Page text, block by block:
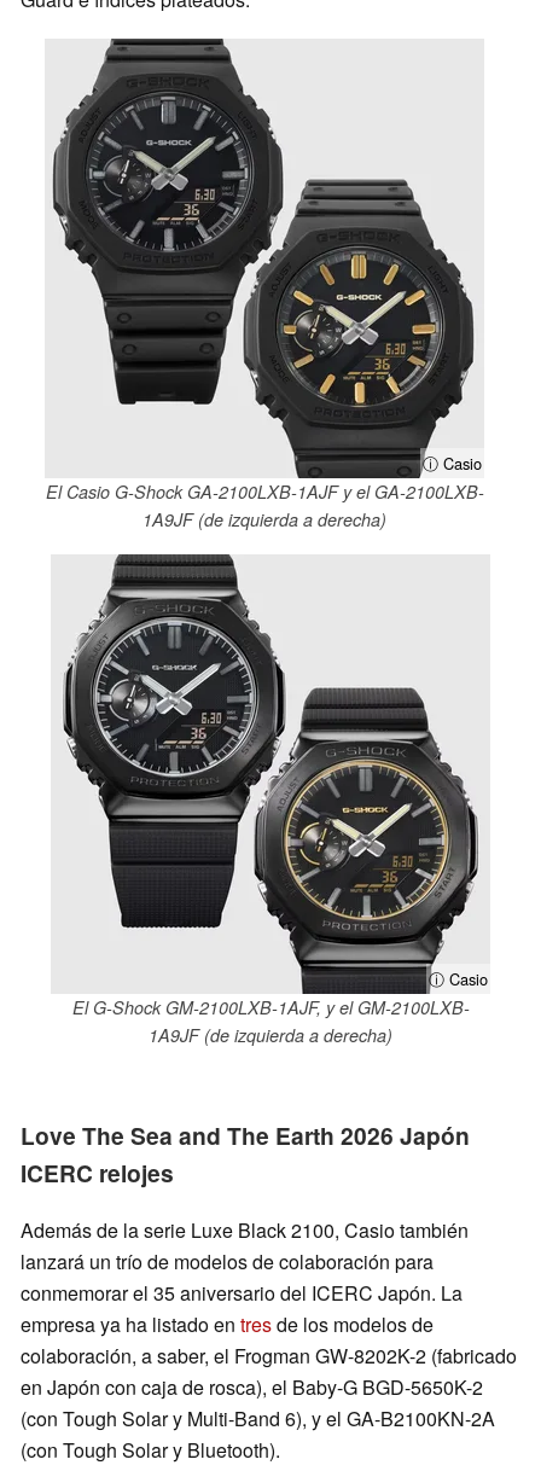
ⓘ Casio
El Casio G-Shock GA-2100LXB-1AJF y el GA-2100LXB-
1A9JF (de izquierda a derecha)
ⓘ Casio
El G-Shock GM-2100LXB-1AJF, y el GM-2100LXB-
1A9JF (de izquierda a derecha)
Love The Sea and The Earth 2026 Japón
ICERC relojes
Además de la serie Luxe Black 2100, Casio también
lanzará un trío de modelos de colaboración para
conmemorar el 35 aniversario del ICERC Japón. La
empresa ya ha listado en tresde los modelos de
colaboración, a saber, el Frogman GW-8202K-2 (fabricado
en Japón con caja de rosca), el Baby-G BGD-5650K-2
(con Tough Solar y Multi-Band 6), y el GA-B2100KN-2A
(con Tough Solar y Bluetooth).